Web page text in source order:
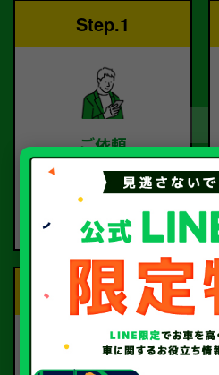
Step.1
ご依頼
お電話または査定フォー
ご依頼ください。
Step.3